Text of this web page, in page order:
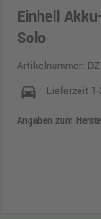
Einhell
Solo
Artikelnummer:
directions_car Lieferzeit
Angaben zum